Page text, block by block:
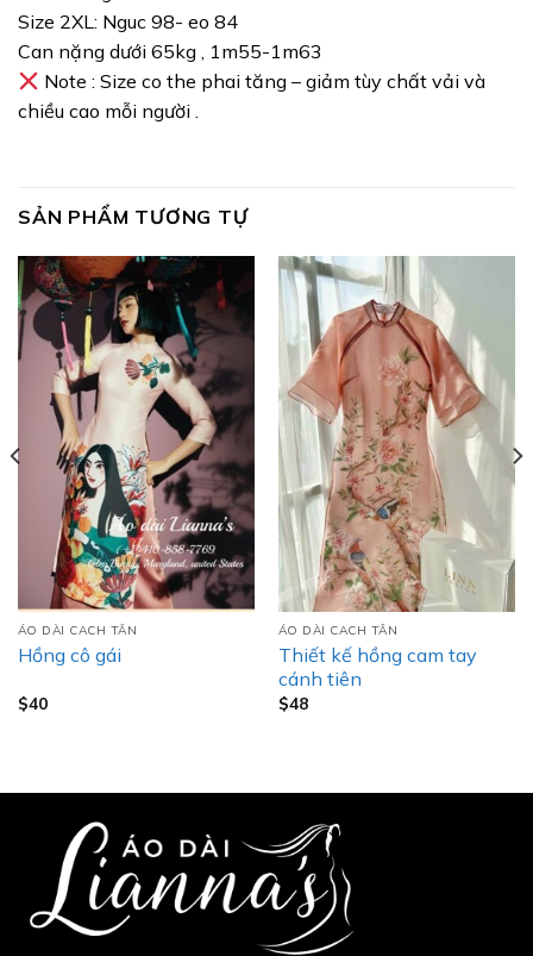
Size 2XL: Nguc 98- eo 84
Can nặng dưới 65kg , 1m55-1m63
Note : Size co the phai tăng – giảm tùy chất vải và
chiều cao mỗi người .
SẢN PHẨM TƯƠNG TỰ
ÁO DÀI CACH TÂN
Hồng cô gái
$40
ÁO DÀI CACH TÂN
Thiết kế hồng cam tay
cánh tiên
$48